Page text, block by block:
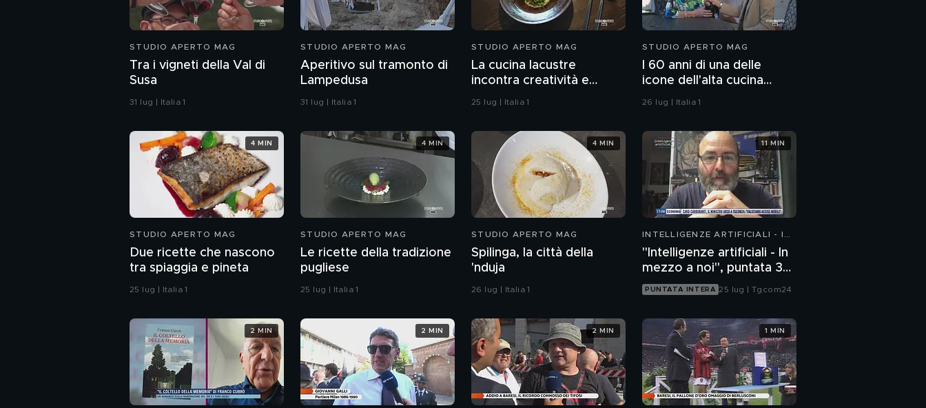
STUDIO APERTO MAG
Tra i vigneti della Val di
Susa
31 lug | Italia 1
STUDIO APERTO MAG
Aperitivo sul tramonto di
Lampedusa
31 lug | Italia 1
STUDIO APERTO MAG
La cucina lacustre
incontra creatività e
passione per il territorio
25 lug | Italia 1
STUDIO APERTO MAG
I 60 anni di una delle
icone dell'alta cucina
italiana
26 lug | Italia 1
STUDIO APERTO MAG
Due ricette che nascono
tra spiaggia e pineta
25 lug | Italia 1
4 MIN
STUDIO APERTO MAG
Le ricette della tradizione
pugliese
25 lug | Italia 1
4 MIN
STUDIO APERTO MAG
Spilinga, la città della
'nduja
26 lug | Italia 1
4 MIN
INTELLIGENZE ARTIFICIALI - IN
"Intelligenze artificiali - In
mezzo a noi", puntata 35:
il progetto Glasswing
PUNTATA INTERA 25 lug | Tgcom24
11 MIN
2 MIN 2 MIN 2 MIN 1 MIN